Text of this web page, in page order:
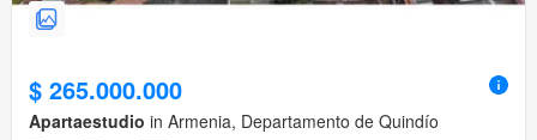
$ 265.000.000
Apartaestudio in Armenia, Departamento de Quindío